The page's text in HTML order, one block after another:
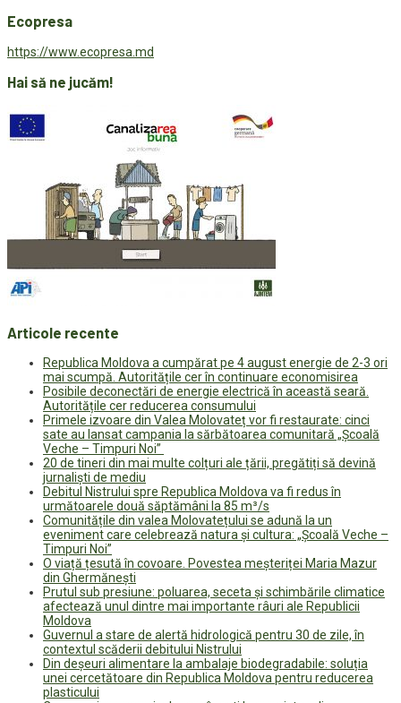
Ecopresa
https://www.ecopresa.md
Hai să ne jucăm!
Articole recente
Republica Moldova a cumpărat pe 4 august energie de 2-3 ori
mai scumpă. Autoritățile cer în continuare economisirea
Posibile deconectări de energie electrică în această seară.
Autoritățile cer reducerea consumului
Primele izvoare din Valea Molovateț vor fi restaurate: cinci
sate au lansat campania la sărbătoarea comunitară „Școală
Veche – Timpuri Noi”
20 de tineri din mai multe colțuri ale țării, pregătiți să devină
jurnaliști de mediu
Debitul Nistrului spre Republica Moldova va fi redus în
următoarele două săptămâni la 85 m³/s
Comunitățile din valea Molovatețului se adună la un
eveniment care celebrează natura și cultura: „Școală Veche –
Timpuri Noi”
O viață țesută în covoare. Povestea meșteriței Maria Mazur
din Ghermănești
Prutul sub presiune: poluarea, seceta și schimbările climatice
afectează unul dintre mai importante râuri ale Republicii
Moldova
Guvernul a stare de alertă hidrologică pentru 30 de zile, în
contextul scăderii debitului Nistrului
Din deșeuri alimentare la ambalaje biodegradabile: soluția
unei cercetătoare din Republica Moldova pentru reducerea
plasticului